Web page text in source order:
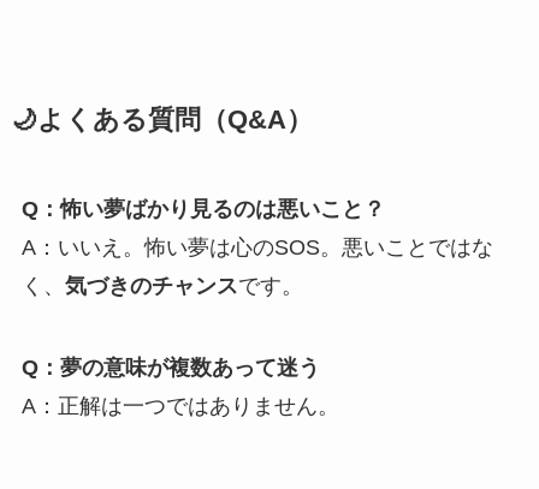
🌙よくある質問（Q&A）
Q：怖い夢ばかり見るのは悪いこと？
A：いいえ。怖い夢は心のSOS。悪いことではな
く、 気づきのチャンスです。
Q：夢の意味が複数あって迷う
A：正解は一つではありません。